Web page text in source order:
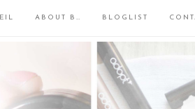
ABOUT B… BLOGLIST